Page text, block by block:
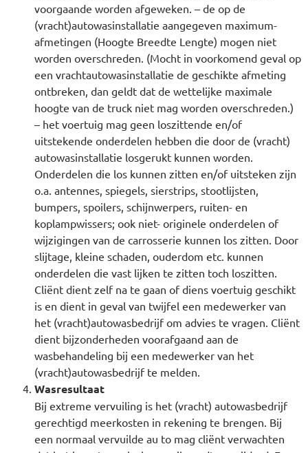
voorgaande worden afgeweken. – de op de
(vracht)autowasinstallatie aangegeven maximum-
afmetingen (Hoogte Breedte Lengte) mogen niet
worden overschreden. (Mocht in voorkomend geval op
een vrachtautowasinstallatie de geschikte afmeting
ontbreken, dan geldt dat de wettelijke maximale
hoogte van de truck niet mag worden overschreden.)
– het voertuig mag geen loszittende en/of
uitstekende onderdelen hebben die door de (vracht)
autowasinstallatie losgerukt kunnen worden.
Onderdelen die los kunnen zitten en/of uitsteken zijn
o.a. antennes, spiegels, sierstrips, stootlijsten,
bumpers, spoilers, schijnwerpers, ruiten- en
koplampwissers; ook niet- originele onderdelen of
wijzigingen van de carrosserie kunnen los zitten. Door
slijtage, kleine schaden, ouderdom etc. kunnen
onderdelen die vast lijken te zitten toch loszitten.
Cliënt dient zelf na te gaan of diens voertuig geschikt
is en dient in geval van twijfel een medewerker van
het (vracht)autowasbedrijf om advies te vragen. Cliënt
dient bijzonderheden voorafgaand aan de
wasbehandeling bij een medewerker van het
(vracht)autowasbedrijf te melden.
Wasresultaat
Bij extreme vervuiling is het (vracht) autowasbedrijf
gerechtigd meerkosten in rekening te brengen. Bij
een normaal vervuilde au to mag cliënt verwachten